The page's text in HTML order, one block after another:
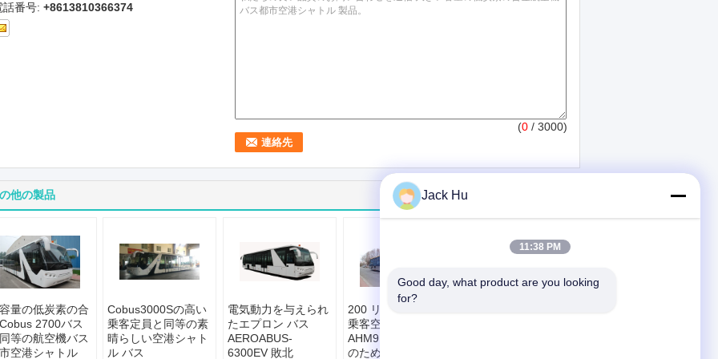
話番号: +8613810366374
(0 / 3000)
他の製品
量の低炭素の合
2700バス
等の航空機バス
空港シャトル
Cobus3000Sの高い
乗客定員と同等の素
晴らしい空港シャト
ル バス
電気動力を与えられ
たエプロン バス
AEROABUS-
6300EV 敗北
200 リットル 110 の
乗客空港
AHM910/AHM913
のための航空機バス
Jack Hu
11:38 PM
Good day, what product are you looking
for?